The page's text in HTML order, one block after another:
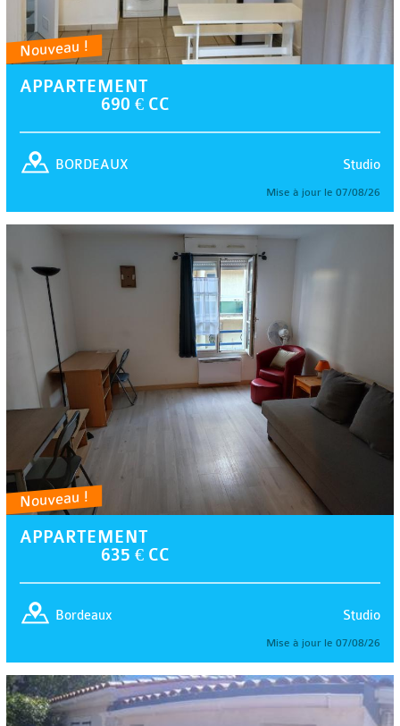
Nouveau !
APPARTEMENT
690 € CC
Studio
BORDEAUX
Mise à jour le 07/08/26
Nouveau !
APPARTEMENT
635 € CC
Studio
Bordeaux
Mise à jour le 07/08/26